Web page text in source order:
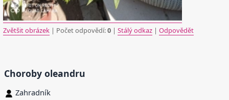
Zvětšit obrázek | Počet odpovědí:0 |Stálý odkaz |Odpovědět
Choroby oleandru
Zahradník